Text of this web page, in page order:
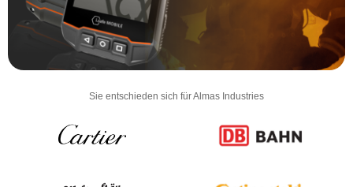
Sie entschieden sich für Almas Industries